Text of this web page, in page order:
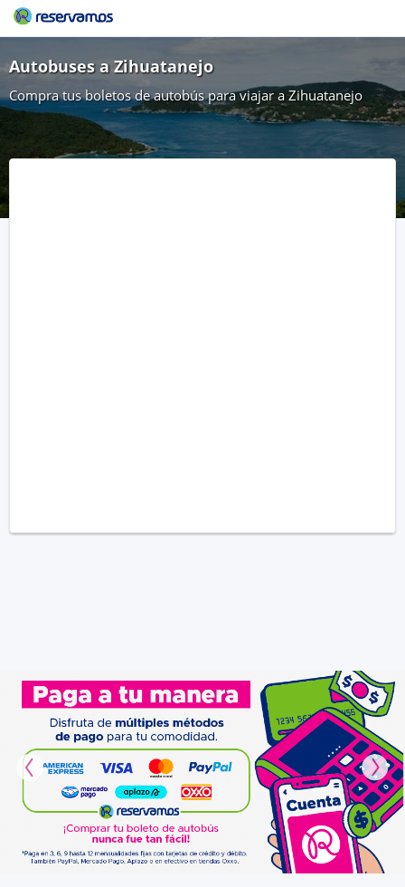
Autobuses a Zihuatanejo
Compra tus boletos de autobús para viajar a Zihuatanejo